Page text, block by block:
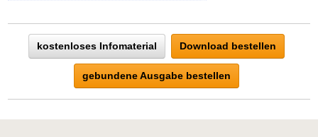
kostenloses Infomaterial Download bestellen
gebundene Ausgabe bestellen